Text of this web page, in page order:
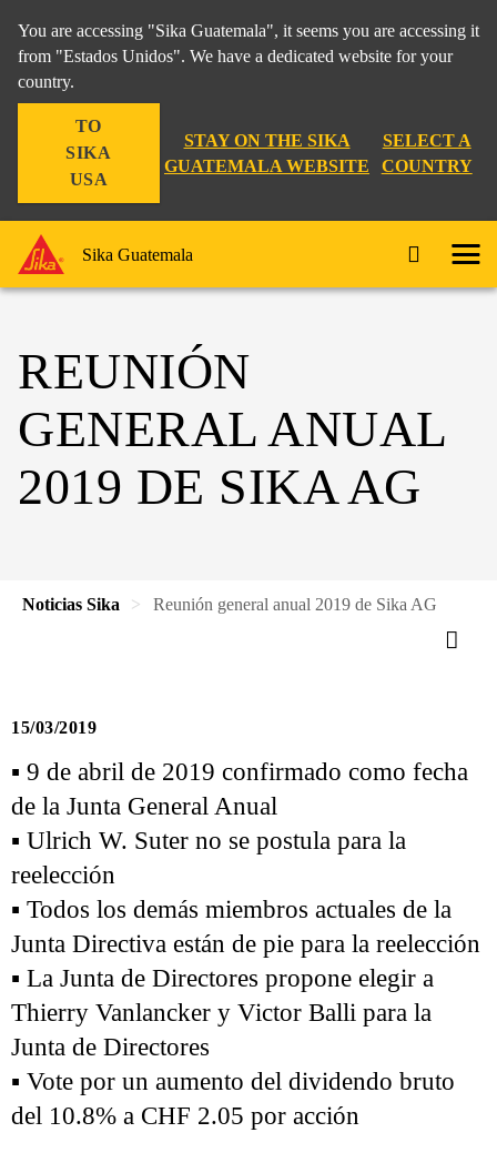
You are accessing "Sika Guatemala", it seems you are accessing it
from "Estados Unidos". We have a dedicated website for your
country.
TO
SIKA
USA
STAY ON THE SIKA
GUATEMALA WEBSITE
SELECT A
COUNTRY
Sika Guatemala
REUNIÓN
GENERAL ANUAL
2019 DE SIKA AG
Noticias Sika Reunión general anual 2019 de Sika AG
15/03/2019
▪ 9 de abril de 2019 confirmado como fecha
de la Junta General Anual
▪ Ulrich W. Suter no se postula para la
reelección
▪ Todos los demás miembros actuales de la
Junta Directiva están de pie para la reelección
▪ La Junta de Directores propone elegir a
Thierry Vanlancker y Victor Balli para la
Junta de Directores
▪ Vote por un aumento del dividendo bruto
del 10.8% a CHF 2.05 por acción